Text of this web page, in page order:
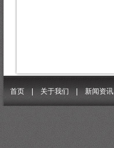
首页 |关于我们 |新闻资讯